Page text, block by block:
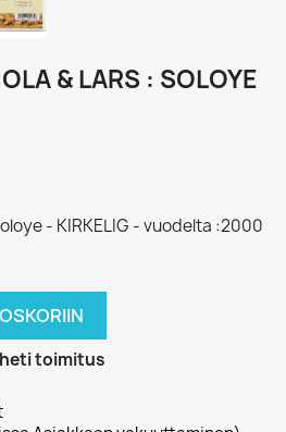
& LARS : SOLOYE
- KIRKELIG - vuodelta :2000
toimitus